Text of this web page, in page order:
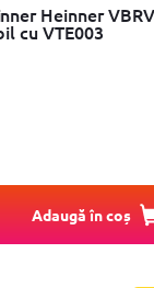
Heinner
cu VTE003
Adaugă în coș